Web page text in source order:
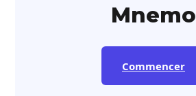
Mnemo
Commencer